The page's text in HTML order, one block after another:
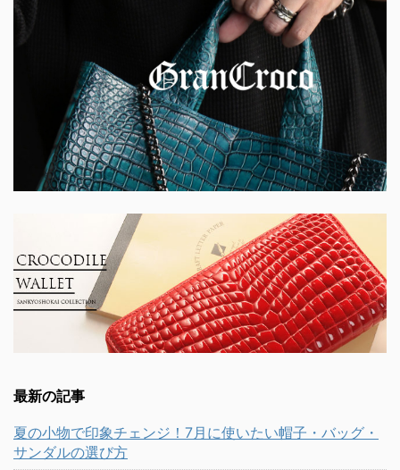
最新の記事
夏の小物で印象チェンジ！7月に使いたい帽子・バッグ・
サンダルの選び方